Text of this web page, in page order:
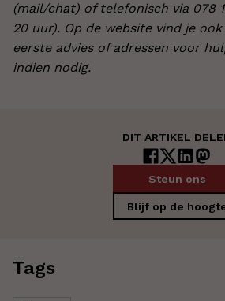
(mail/chat) of telefonisch via 078
20 uur). Op de website vind je
eerste advies of adressen voor
indien nodig.
DIT ARTIKEL
Steun ons
Blijf op de
Tags